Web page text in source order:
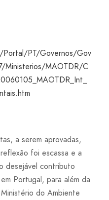
PT/Governos/Gov
Ministerios/MAOTDR/C
a serem aprovadas,
foi escassa e a
desejável contributo
Portugal, para além da
do Ambiente